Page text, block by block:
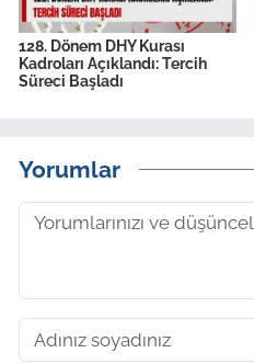
128. Dönem DHY Kurası
Kadroları Açıklandı: Tercih
Süreci Başladı
Yorumlar